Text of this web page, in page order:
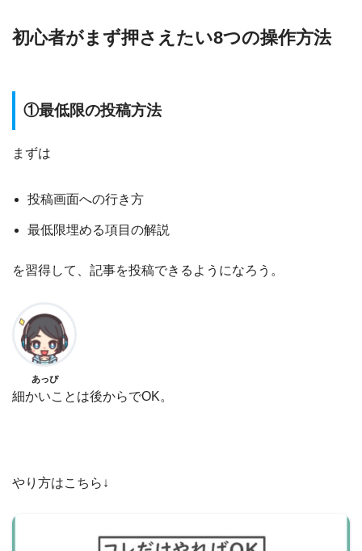
初心者がまず押さえたい8つの操作方法
①最低限の投稿方法
まずは
投稿画面への行き方
最低限埋める項目の解説
を習得して、記事を投稿できるようになろう。
あっぴ
細かいことは後からでOK。
やり方はこちら↓